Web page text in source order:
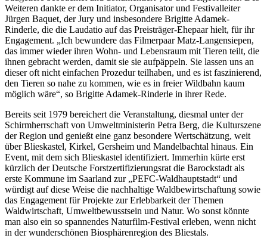
Weiteren dankte er dem Initiator, Organisator und Festivalleiter
Jürgen Baquet, der Jury und insbesondere Brigitte Adamek-
Rinderle, die die Laudatio auf das Preisträger-Ehepaar hielt, für ihr
Engagement. „Ich bewundere das Filmerpaar Matz-Langensiepen,
das immer wieder ihren Wohn- und Lebensraum mit Tieren teilt, die
ihnen gebracht werden, damit sie sie aufpäppeln. Sie lassen uns an
dieser oft nicht einfachen Prozedur teilhaben, und es ist faszinierend,
den Tieren so nahe zu kommen, wie es in freier Wildbahn kaum
möglich wäre“, so Brigitte Adamek-Rinderle in ihrer Rede.
Bereits seit 1979 bereichert die Veranstaltung, diesmal unter der
Schirmherrschaft von Umweltministerin Petra Berg, die Kulturszene
der Region und genießt eine ganz besondere Wertschätzung, weit
über Blieskastel, Kirkel, Gersheim und Mandelbachtal hinaus. Ein
Event, mit dem sich Blieskastel identifiziert. Immerhin kürte erst
kürzlich der Deutsche Forstzertifizierungsrat die Barockstadt als
erste Kommune im Saarland zur „PEFC-Waldhauptstadt“ und
würdigt auf diese Weise die nachhaltige Waldbewirtschaftung sowie
das Engagement für Projekte zur Erlebbarkeit der Themen
Waldwirtschaft, Umweltbewusstsein und Natur. Wo sonst könnte
man also ein so spannendes Naturfilm-Festival erleben, wenn nicht
in der wunderschönen Biosphärenregion des Bliestals.